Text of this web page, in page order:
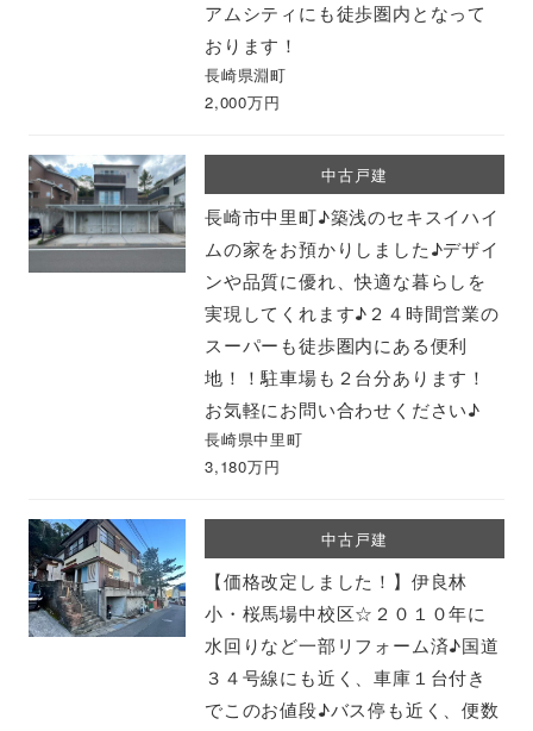
アムシティにも徒歩圏内となって
おります！
長崎県淵町
2,000万円
中古戸建
長崎市中里町♪築浅のセキスイハイ
ムの家をお預かりしました♪デザイ
ンや品質に優れ、快適な暮らしを
実現してくれます♪２４時間営業の
スーパーも徒歩圏内にある便利
地！！駐車場も２台分あります！
お気軽にお問い合わせください♪
長崎県中里町
3,180万円
中古戸建
【価格改定しました！】伊良林
小・桜馬場中校区☆２０１０年に
水回りなど一部リフォーム済♪国道
３４号線にも近く、車庫１台付き
でこのお値段♪バス停も近く、便数